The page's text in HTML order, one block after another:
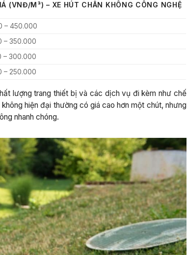
(VNĐ/M³) – XE HÚT CHÂN KHÔNG CÔNG NGHỆ
– 450.000
– 350.000
– 300.000
– 250.000
lượng trang thiết bị và các dịch vụ đi kèm như chế
hiện đại thường có giá cao hơn một chút, nhưng
nhanh chóng.